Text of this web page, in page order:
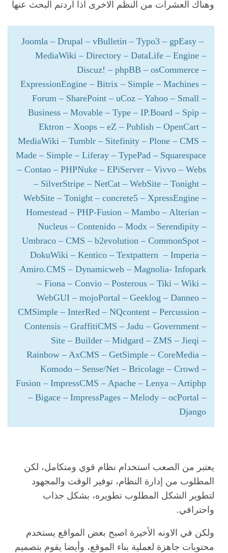
وهناك العشرات من النظم الاخرى اذا اردتم البحث عنها
Joomla – Drupal – vBulletin – Typo3 – gpEasy –
MediaWiki – Directory – DataLife – Engine –
Discuz! – phpBB – osCommerce –
ExpressionEngine – Bitrix – Simple – Machines –
Forum – SharePoint – uCoz – Yahoo – Small –
Business – Movable – Type – IP.Board – Spip –
Ektron – Xoops – eZ – Publish – OpenCart –
MediaWiki – Tumblr – Sitefinity – Plone – CMS –
Made – Simple – Liferay – TypePad – Squarespace
– Contao – PHPNuke – EPiServer – Vivvo – Webs
– SilverStripe – NetCat – WebSite – Tonight –
WebSite – Tonight – concrete5 – XpressEngine –
Homestead – PHP-Fusion – Mambo – Alterian –
Nucleus – Contenido – Modx – Serendipity –
Umbraco – CMS – b2evolution – CommonSpot –
DokuWiki – Kentico – Textpattern – Imperia –
Amiro.CMS – Dynamicweb – Magnolia- Infopark
– Fiona – Convio – Posterous – Tiki – Wiki –
WebGUI – mojoPortal – Geeklog – Danneo –
CMSimple – InterRed – NQcontent – Percussion –
Contensis – GraffitiCMS – Jadu – Government –
Site – Builder – Midgard – ZMS – Jieqi –
Rainbow – AxCMS – GetSimple – CoreMedia –
Komodo – Sense/Net – Bricolage – Crowd –
Fusion – ImpressCMS – Apache – Lenya – Artiphp
– Bigace – ImpressPages – Melody – ocPortal –
Django
يعتبر من الصعب استخدام نظام قوي ومتكامل، لكن
المطلوب من إدارة النظام، توفير الوقت والمجهود
لتطوير الشكل المطلوب تطويره، بشكل جذاب
واحترافي.
ولكن في الاونه الأخيرة اصبح بعض المواقع يستخدم
محتويات جاهزة لعملية بناء الموقع، وأيضا يقوم بتصميم